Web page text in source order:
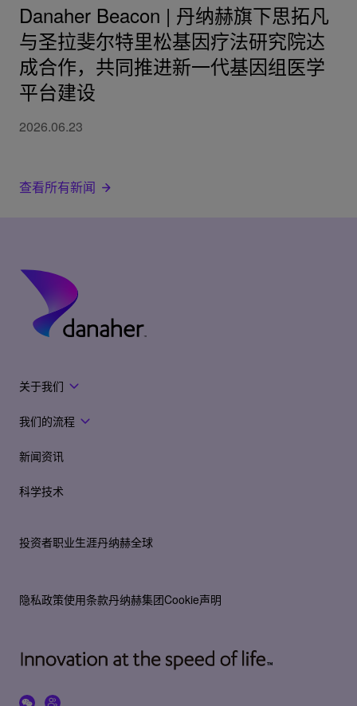
Danaher Beacon | 丹纳赫旗下思拓凡
与圣拉斐尔特里松基因疗法研究院达
成合作，共同推进新一代基因组医学
平台建设
2026.06.23
查看所有新闻
关于我们
我们的流程
新闻资讯
科学技术
投资者职业生涯丹纳赫全球
隐私政策使用条款丹纳赫集团Cookie声明